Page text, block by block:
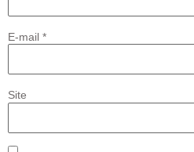
E-mail *
Site